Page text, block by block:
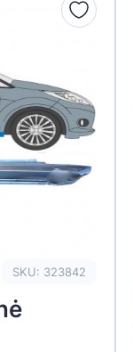
SKU: 323842